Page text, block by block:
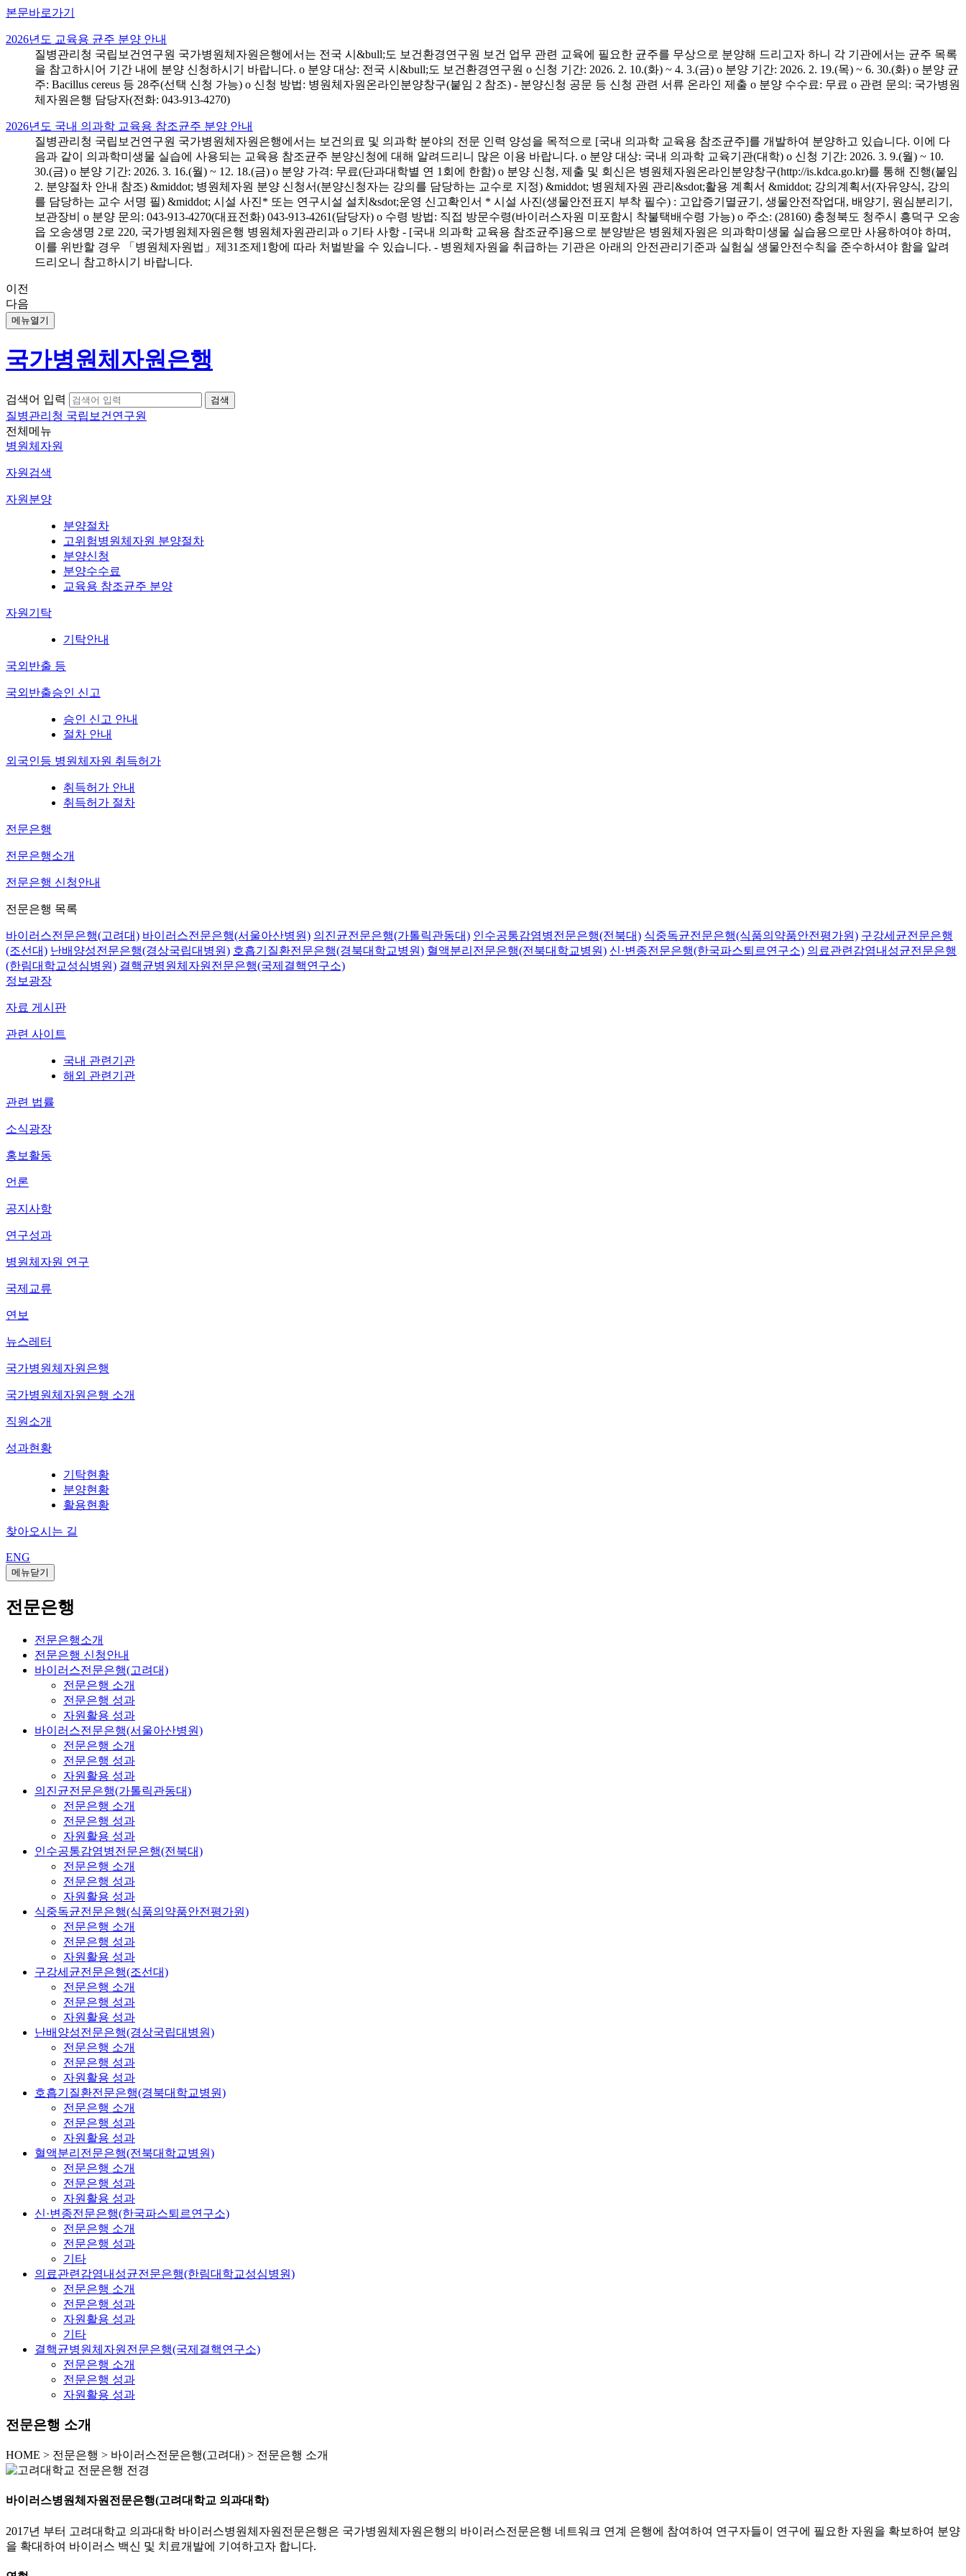
본문바로가기
2026년도 교육용 균주 분양 안내
질병관리청 국립보건연구원 국가병원체자원은행에서는 전국 시&bull;도 보건환경연구원 보건 업무 관련 교육에 필요한 균주를 무상으로 분양해 드리고자 하니 각 기관에서는 균주 목록
을 참고하시어 기간 내에 분양 신청하시기 바랍니다. o 분양 대상: 전국 시&bull;도 보건환경연구원 o 신청 기간: 2026. 2. 10.(화) ~ 4. 3.(금) o 분양 기간: 2026. 2. 19.(목) ~ 6. 30.(화) o 분양 균
주: Bacillus cereus 등 28주(선택 신청 가능) o 신청 방법: 병원체자원온라인분양창구(붙임 2 참조) - 분양신청 공문 등 신청 관련 서류 온라인 제출 o 분양 수수료: 무료 o 관련 문의: 국가병원
체자원은행 담당자(전화: 043-913-4270)
2026년도 국내 의과학 교육용 참조균주 분양 안내
질병관리청 국립보건연구원 국가병원체자원은행에서는 보건의료 및 의과학 분야의 전문 인력 양성을 목적으로 [국내 의과학 교육용 참조균주]를 개발하여 분양하고 있습니다. 이에 다
음과 같이 의과학미생물 실습에 사용되는 교육용 참조균주 분양신청에 대해 알려드리니 많은 이용 바랍니다. o 분양 대상: 국내 의과학 교육기관(대학) o 신청 기간: 2026. 3. 9.(월) ~ 10.
30.(금) o 분양 기간: 2026. 3. 16.(월) ~ 12. 18.(금) o 분양 가격: 무료(단과대학별 연 1회에 한함) o 분양 신청, 제출 및 회신은 병원체자원온라인분양창구(http://is.kdca.go.kr)를 통해 진행(붙임
2. 분양절차 안내 참조) &middot; 병원체자원 분양 신청서(분양신청자는 강의를 담당하는 교수로 지정) &middot; 병원체자원 관리&sdot;활용 계획서 &middot; 강의계획서(자유양식, 강의
를 담당하는 교수 서명 필) &middot; 시설 사진* 또는 연구시설 설치&sdot;운영 신고확인서 * 시설 사진(생물안전표지 부착 필수) : 고압증기멸균기, 생물안전작업대, 배양기, 원심분리기,
보관장비 o 분양 문의: 043-913-4270(대표전화) 043-913-4261(담당자) o 수령 방법: 직접 방문수령(바이러스자원 미포함시 착불택배수령 가능) o 주소: (28160) 충청북도 청주시 흥덕구 오송
읍 오송생명 2로 220, 국가병원체자원은행 병원체자원관리과 o 기타 사항 - [국내 의과학 교육용 참조균주]용으로 분양받은 병원체자원은 의과학미생물 실습용으로만 사용하여야 하며,
이를 위반할 경우 「병원체자원법」제31조제1항에 따라 처벌받을 수 있습니다. - 병원체자원을 취급하는 기관은 아래의 안전관리기준과 실험실 생물안전수칙을 준수하셔야 함을 알려
드리오니 참고하시기 바랍니다.
이전
다음
메뉴열기
국가병원체자원은행
검색어 입력
질병관리청 국립보건연구원
전체메뉴
병원체자원
자원검색
자원분양
분양절차
고위험병원체자원 분양절차
분양신청
분양수수료
교육용 참조균주 분양
자원기탁
기탁안내
국외반출 등
국외반출승인 신고
승인 신고 안내
절차 안내
외국인등 병원체자원 취득허가
취득허가 안내
취득허가 절차
전문은행
전문은행소개
전문은행 신청안내
전문은행 목록
바이러스전문은행(고려대) 바이러스전문은행(서울아산병원) 의진균전문은행(가톨릭관동대) 인수공통감염병전문은행(전북대) 식중독균전문은행(식품의약품안전평가원) 구강세균전문은행
(조선대) 난배양성전문은행(경상국립대병원) 호흡기질환전문은행(경북대학교병원) 혈액분리전문은행(전북대학교병원) 신·변종전문은행(한국파스퇴르연구소) 의료관련감염내성균전문은행
(한림대학교성심병원) 결핵균병원체자원전문은행(국제결핵연구소)
정보광장
자료 게시판
관련 사이트
국내 관련기관
해외 관련기관
관련 법률
소식광장
홍보활동
언론
공지사항
연구성과
병원체자원 연구
국제교류
연보
뉴스레터
국가병원체자원은행
국가병원체자원은행 소개
직원소개
성과현황
기탁현황
분양현황
활용현황
찾아오시는 길
ENG
메뉴닫기
전문은행
전문은행소개
전문은행 신청안내
바이러스전문은행(고려대)
전문은행 소개
전문은행 성과
자원활용 성과
바이러스전문은행(서울아산병원)
전문은행 소개
전문은행 성과
자원활용 성과
의진균전문은행(가톨릭관동대)
전문은행 소개
전문은행 성과
자원활용 성과
인수공통감염병전문은행(전북대)
전문은행 소개
전문은행 성과
자원활용 성과
식중독균전문은행(식품의약품안전평가원)
전문은행 소개
전문은행 성과
자원활용 성과
구강세균전문은행(조선대)
전문은행 소개
전문은행 성과
자원활용 성과
난배양성전문은행(경상국립대병원)
전문은행 소개
전문은행 성과
자원활용 성과
호흡기질환전문은행(경북대학교병원)
전문은행 소개
전문은행 성과
자원활용 성과
혈액분리전문은행(전북대학교병원)
전문은행 소개
전문은행 성과
자원활용 성과
신·변종전문은행(한국파스퇴르연구소)
전문은행 소개
전문은행 성과
기타
의료관련감염내성균전문은행(한림대학교성심병원)
전문은행 소개
전문은행 성과
자원활용 성과
기타
결핵균병원체자원전문은행(국제결핵연구소)
전문은행 소개
전문은행 성과
자원활용 성과
전문은행 소개
HOME > 전문은행 > 바이러스전문은행(고려대) > 전문은행 소개
바이러스병원체자원전문은행(고려대학교 의과대학)
2017년 부터 고려대학교 의과대학 바이러스병원체자원전문은행은 국가병원체자원은행의 바이러스전문은행 네트워크 연계 은행에 참여하여 연구자들이 연구에 필요한 자원을 확보하여 분양
을 확대하여 바이러스 백신 및 치료개발에 기여하고자 합니다.